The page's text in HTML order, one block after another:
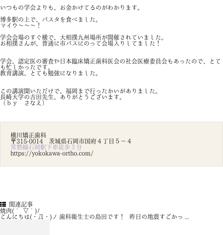
いつもの学会よりも、お金かけてるのがわかります。
博多駅の上で、パスタを食べました。
マイウ～～～！
学会会場のすぐ横で、大相撲九州場所が開催されていました。
お相撲さんが、普通に市バスにのって会場入りしてました！
学会、認定医の審査や日本臨床矯正歯科医会の社会医療委員会もあったので、とて
も忙しかったです。
教育講演、とても勉強になりました。
この講演聞いただけで、福岡まで行ったかいがありました。
長崎大学の吉田先生、ありがとうございます。
（ｂｙ さなえ）
横川矯正歯科
〒315-0014 茨城県石岡市国府４丁目５－４
常磐線石岡駅下車徒歩３分
https://yokokawa-ortho.com/
関連記事
焼肉( ´ ▽ ` )ﾉ
こんにちは(・Д・)ノ 歯科衛生士の島田です！ 昨日の地震すごかっ ...